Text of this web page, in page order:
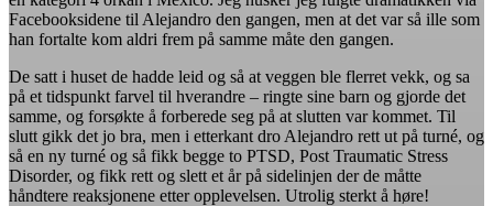
Facebooksidene til Alejandro den gangen, men at det var så ille som
han fortalte kom aldri frem på samme måte den gangen.
De satt i huset de hadde leid og så at veggen ble flerret vekk, og sa
på et tidspunkt farvel til hverandre – ringte sine barn og gjorde det
samme, og forsøkte å forberede seg på at slutten var kommet. Til
slutt gikk det jo bra, men i etterkant dro Alejandro rett ut på turné, og
så en ny turné og så fikk begge to PTSD, Post Traumatic Stress
Disorder, og fikk rett og slett et år på sidelinjen der de måtte
håndtere reaksjonene etter opplevelsen. Utrolig sterkt å høre!